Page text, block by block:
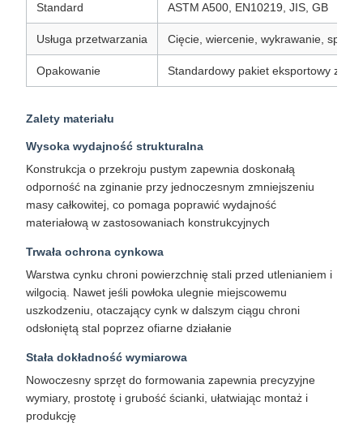
Standard ASTM A500, EN10219, JIS, GB
Usługa przetwarzania Cięcie, wiercenie, wykrawanie,
Opakowanie Standardowy pakiet eksportowy
Zalety materiału
Wysoka wydajność strukturalna
Konstrukcja o przekroju pustym zapewnia doskonałą
odporność na zginanie przy jednoczesnym zmniejszeniu
masy całkowitej, co pomaga poprawić wydajność
materiałową w zastosowaniach konstrukcyjnych
Trwała ochrona cynkowa
Warstwa cynku chroni powierzchnię stali przed utlenianiem i
wilgocią. Nawet jeśli powłoka ulegnie miejscowemu
uszkodzeniu, otaczający cynk w dalszym ciągu chroni
odsłoniętą stal poprzez ofiarne działanie
Stała dokładność wymiarowa
Nowoczesny sprzęt do formowania zapewnia precyzyjne
wymiary, prostotę i grubość ścianki, ułatwiając montaż i
produkcję